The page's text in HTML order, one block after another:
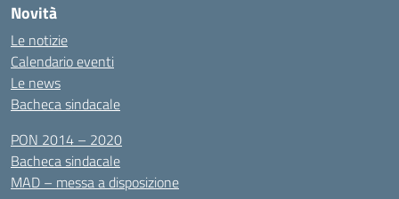
Novità
Le notizie
Calendario eventi
Le news
Bacheca sindacale
PON 2014 – 2020
Bacheca sindacale
MAD – messa a disposizione